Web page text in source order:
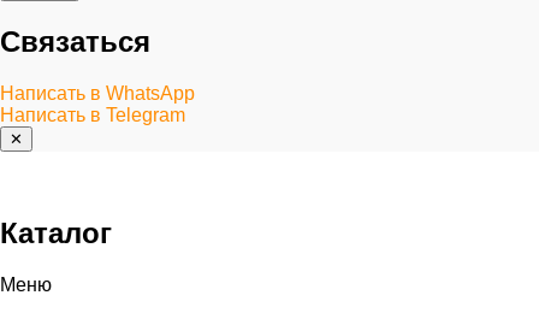
Связаться
Написать в WhatsApp
Написать в Telegram
✕
Каталог
Меню